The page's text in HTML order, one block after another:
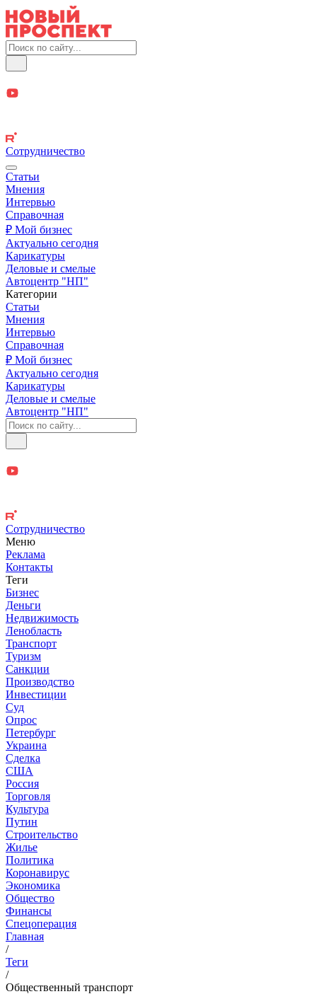
Сотрудничество
Статьи
Мнения
Интервью
Справочная
₽ Мой бизнес
Актуально сегодня
Карикатуры
Деловые и смелые
Автоцентр "НП"
Категории
Статьи
Мнения
Интервью
Справочная
₽ Мой бизнес
Актуально сегодня
Карикатуры
Деловые и смелые
Автоцентр "НП"
Сотрудничество
Меню
Реклама
Контакты
Теги
Бизнес
Деньги
Недвижимость
Ленобласть
Транспорт
Туризм
Санкции
Производство
Инвестиции
Суд
Опрос
Петербург
Украина
Сделка
США
Россия
Торговля
Культура
Путин
Строительство
Жилье
Политика
Коронавирус
Экономика
Общество
Финансы
Спецоперация
Главная
/
Теги
/
Общественный транспорт